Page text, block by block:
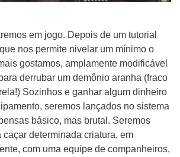
em jogo. Depois de um tutorial
nos permite nivelar um mínimo o
gostamos, amplamente modificável
derrubar um demônio aranha (fraco
Sozinhos e ganhar algum dinheiro
seremos lançados no sistema
básico, mas brutal. Seremos
determinada criatura, em
com uma equipe de companheiros,